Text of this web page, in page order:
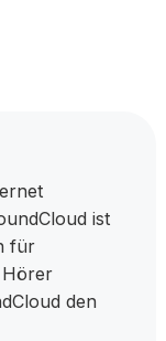
ist
für
Hörer
den